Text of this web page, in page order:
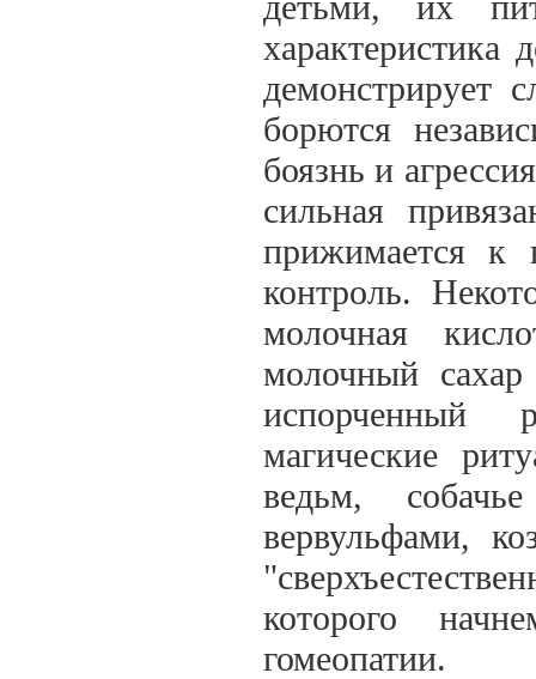
характеристика
демонстрирует
борются
боязнь и
сильная
прижимается к
контроль.
молочная
молочный
испорченный
магические
ведьм,
вервульфами,
которого
гомеопатии.